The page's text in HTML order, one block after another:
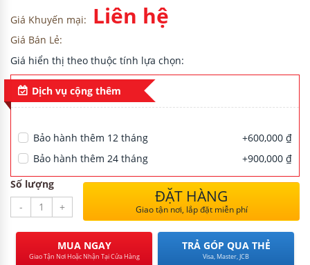
Giá Khuyến mại: Liên hệ
Giá Bán Lẻ:
Giá hiển thị theo thuộc tính lựa chọn:
Dịch vụ cộng thêm
Bảo hành thêm 12 tháng
+600,000 ₫
Bảo hành thêm 24 tháng
+900,000 ₫
Số lượng
-
+
ĐẶT HÀNG
Giao tận nơi, lắp đặt miễn phí
MUA NGAY
Giao Tận Nơi Hoặc Nhận Tại Cửa Hàng
TRẢ GÓP QUA THẺ
Visa, Master, JCB